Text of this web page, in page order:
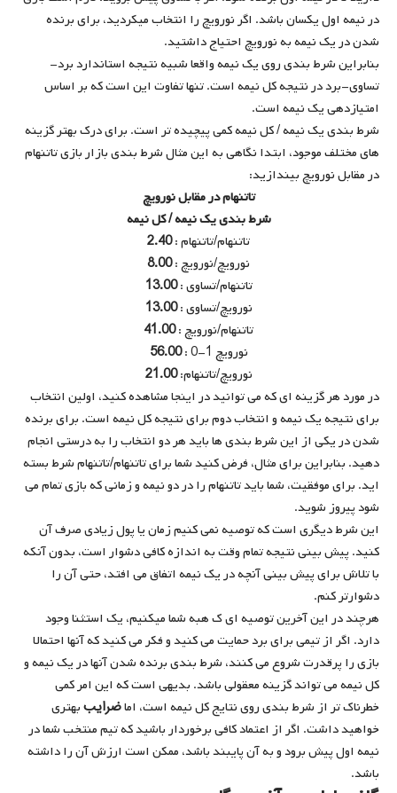
در نیمه اول یکسان باشد. اگر نورویچ را انتخاب میکردید، برای برنده
شدن در یک نیمه به نورویچ احتیاج داشتید.
بنابراین شرط بندی روی یک نیمه واقعا شبیه نتیجه استاندارد برد-
تساوی-برد در نتیجه کل نیمه است. تنها تفاوت این است که بر اساس
امتیازدهی یک نیمه است.
شرط بندی یک نیمه / کل نیمه کمی پیچیده تر است. برای درک بهتر گزینه
های مختلف موجود، ابتدا نگاهی به این مثال شرط بندی بازار بازی تاتنهام
در مقابل نورویچ بیندازید:
تاتنهام در مقابل نورویچ
شرط بندی یک نیمه / کل نیمه
تاتنهام/تاتنهام :2.40
نورویچ/نورویچ :8.00
تاتنهام/تساوی :13.00
نورویچ/تساوی :13.00
تاتنهام/نورویچ :41.00
نورویچ 1-0 :
56.00
نورویچ/تاتنهام:21.00
در مورد هر گزینه ای که می توانید در اینجا مشاهده کنید، اولین انتخاب
برای نتیجه یک نیمه و انتخاب دوم برای نتیجه کل نیمه است. برای برنده
شدن در یکی از این شرط بندی ها باید هر دو انتخاب را به درستی انجام
دهید. بنابراین برای مثال، فرض کنید شما برای تاتنهام/تاتنهام شرط بسته
اید. برای موفقیت، شما باید تاتنهام را در دو نیمه و زمانی که بازی تمام می
شود پیروز شوید.
این شرط دیگری است که توصیه نمی کنیم زمان یا پول زیادی صرف آن
کنید. پیش بینی نتیجه تمام وقت به اندازه کافی دشوار است، بدون آنکه
با تلاش برای پیش بینی آنچه در یک نیمه اتفاق می افتد، حتی آن را
دشوارتر کنم.
هرچند در این آخرین توصیه ای ک هبه شما میکنیم، یک استثنا وجود
دارد. اگر از تیمی برای برد حمایت می کنید و فکر می کنید که آنها احتمالا
بازی را پرقدرت شروع می کنند، شرط بندی برنده شدن آنها در یک نیمه و
کل نیمه می تواند گزینه معقولی باشد. بدیهی است که این امر کمی
خطرناک تر از شرط بندی روی نتایج کل نیمه است، اماضرایببهتری
خواهید داشت. اگر از اعتماد کافی برخوردار باشید که تیم منتخب شما در
نیمه اول پیش برود و به آن پایبند باشد، ممکن است ارزش آن را داشته
باشد.